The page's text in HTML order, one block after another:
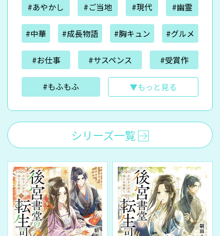
#あやかし #ご当地 #現代 #幽霊
#中華 #成長物語 #胸キュン #グルメ
#お仕事 #サスペンス #受賞作
#もふもふ ▼もっと見る
シリーズ一覧